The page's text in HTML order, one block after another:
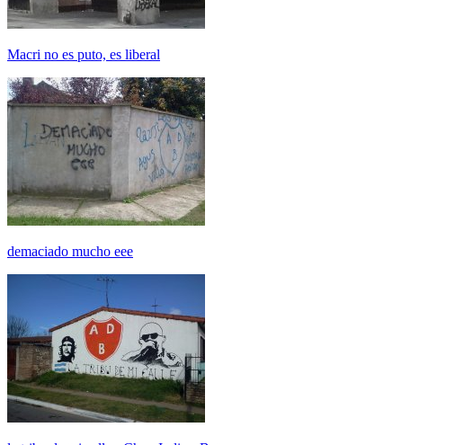
Macri no es puto, es liberal
demaciado mucho eee